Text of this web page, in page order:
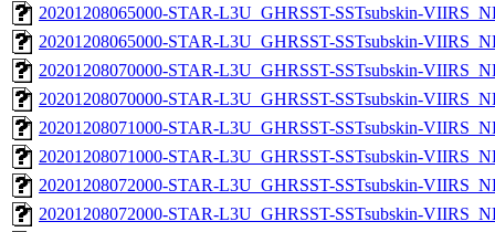
20201208065000-STAR-L3U_GHRSST-SSTsubskin-
20201208065000-STAR-L3U_GHRSST-SSTsubskin-
20201208070000-STAR-L3U_GHRSST-SSTsubskin-
20201208070000-STAR-L3U_GHRSST-SSTsubskin-
20201208071000-STAR-L3U_GHRSST-SSTsubskin-
20201208071000-STAR-L3U_GHRSST-SSTsubskin-
20201208072000-STAR-L3U_GHRSST-SSTsubskin-
20201208072000-STAR-L3U_GHRSST-SSTsubskin-